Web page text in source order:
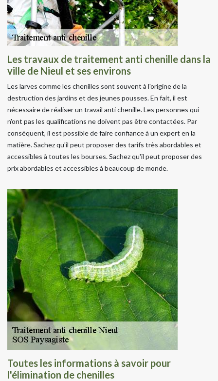
Les travaux de traitement anti chenille dans la
ville de Nieul et ses environs
Les larves comme les chenilles sont souvent à l'origine de la
destruction des jardins et des jeunes pousses. En fait, il est
nécessaire de réaliser un travail anti chenille. Les personnes qui
n'ont pas les qualifications ne doivent pas être contactées. Par
conséquent, il est possible de faire confiance à un expert en la
matière. Sachez qu'il peut proposer des tarifs très abordables et
accessibles à toutes les bourses. Sachez qu'il peut proposer des
prix abordables et accessibles à beaucoup de monde.
Toutes les informations à savoir pour
l'élimination de chenilles